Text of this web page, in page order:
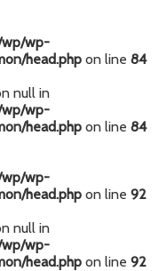
wp/wp-
head.php on line 84
null in
wp/wp-
head.php on line 84
wp/wp-
head.php on line 92
null in
wp/wp-
head.php on line 92